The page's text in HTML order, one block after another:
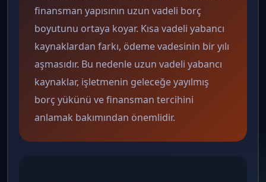
finansman yapısının uzun vadeli borç
boyutunu ortaya koyar. Kısa vadeli yabancı
kaynaklardan farkı, ödeme vadesinin bir yılı
aşmasıdır. Bu nedenle uzun vadeli yabancı
kaynaklar, işletmenin geleceğe yayılmış
borç yükünü ve finansman tercihini
anlamak bakımından önemlidir.